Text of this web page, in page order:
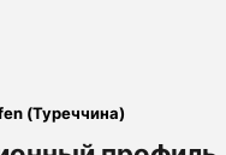
(Туреччина)